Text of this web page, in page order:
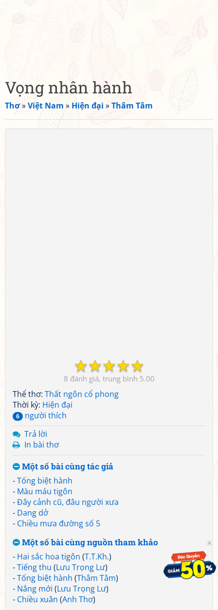
Vọng nhân hành
Thơ»Việt Nam » Hiện đại »Thâm Tâm
☆
☆
☆
☆
☆
8 5.00
Thể thơ: Thất ngôn cổ phong
Thời kỳ: Hiện đại
6
người thích
Trả lời
In bài thơ
Một số bài cùng tác giả
-Tống biệt hành
- Màu máu tigôn
-Đây cảnh cũ, đâu người xưa
- Dang dở
- Chiều mưa đường số 5
Một số bài cùng nguồn tham khảo
- Hai sắc hoa tigôn (T.T.Kh.)
-Tiếng thu (Lưu Trọng Lư)
-Tống biệt hành (Thâm Tâm)
- Nắng mới (Lưu Trọng Lư)
- Chiều xuân (Anh Thơ)